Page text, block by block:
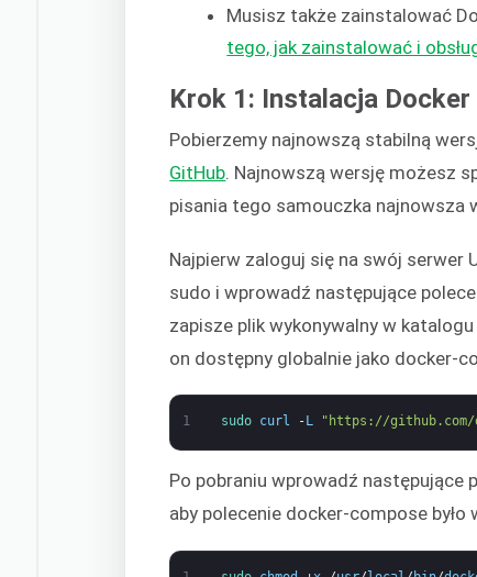
Musisz także zainstalować
tego, jak zainstalować i
Krok 1: Instalacja
Pobierzemy najnowszą stabilną
GitHub. Najnowszą wersję możesz
pisania tego samouczka najnowsza
Najpierw zaloguj się na swój serwer
sudo i wprowadź następujące
zapisze plik wykonywalny w
on dostępny globalnie jako docker-
1 sudo curl - L "https://github.com/
Po pobraniu wprowadź następujące
aby polecenie docker-compose było